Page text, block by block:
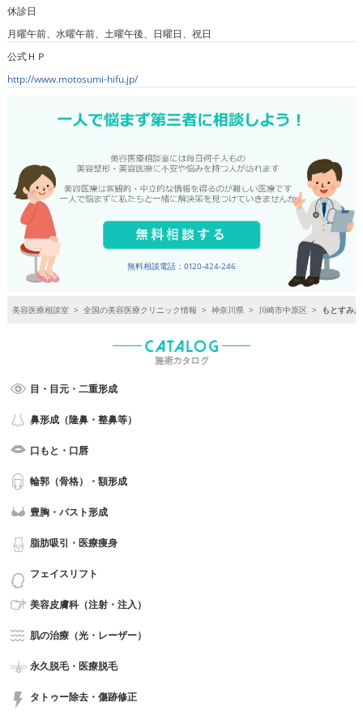
休診日
月曜午前、水曜午前、土曜午後、日曜日、祝日
公式ＨＰ
http://www.motosumi-hifu.jp/
無料相談電話：0120-424-246
美容医療相談室 > 全国の美容医療クリニック情報 > 神奈川県 > 川崎市中原区 > もとすみ
目・目元・二重形成
鼻形成（隆鼻・整鼻等）
口もと・口唇
輪郭（骨格）・額形成
豊胸・バスト形成
脂肪吸引・医療痩身
フェイスリフト
美容皮膚科（注射・注入）
肌の治療（光・レーザー）
永久脱毛・医療脱毛
タトゥー除去・傷跡修正